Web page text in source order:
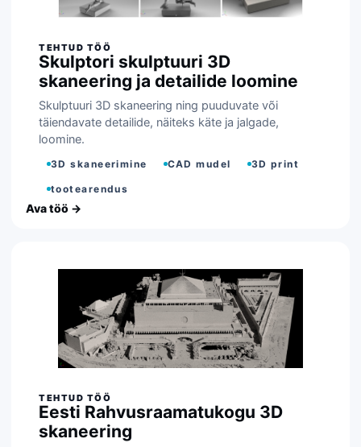
Skulptori skulptuuri 3D
skaneering ja detailide loomine
Skulptuuri 3D skaneering ning puuduvate või
täiendavate detailide, näiteks käte ja jalgade,
loomine.
3D skaneerimine CAD mudel 3D print
tootearendus
Eesti Rahvusraamatukogu 3D
skaneering